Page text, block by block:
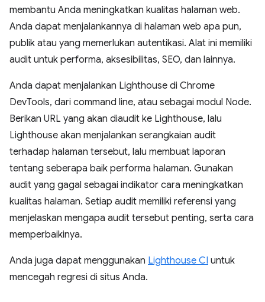
membantu Anda meningkatkan kualitas halaman web.
Anda dapat menjalankannya di halaman web apa pun,
publik atau yang memerlukan autentikasi. Alat ini memiliki
audit untuk performa, aksesibilitas, SEO, dan lainnya.
Anda dapat menjalankan Lighthouse di Chrome
DevTools, dari command line, atau sebagai modul Node.
Berikan URL yang akan diaudit ke Lighthouse, lalu
Lighthouse akan menjalankan serangkaian audit
terhadap halaman tersebut, lalu membuat laporan
tentang seberapa baik performa halaman. Gunakan
audit yang gagal sebagai indikator cara meningkatkan
kualitas halaman. Setiap audit memiliki referensi yang
menjelaskan mengapa audit tersebut penting, serta cara
memperbaikinya.
Anda juga dapat menggunakan Lighthouse CI untuk
mencegah regresi di situs Anda.